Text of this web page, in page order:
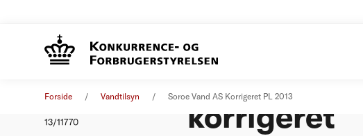
Forside Vandtilsyn Soroe Vand AS Korrigeret PL 2013
13/11770
korrigeret